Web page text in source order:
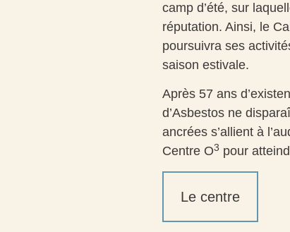
camp d’été, sur
réputation. Ainsi, le
poursuivra ses
saison estivale.
Après 57 ans
d’Asbestos ne
ancrées s’allient à
Centre O3 pour
Le centre